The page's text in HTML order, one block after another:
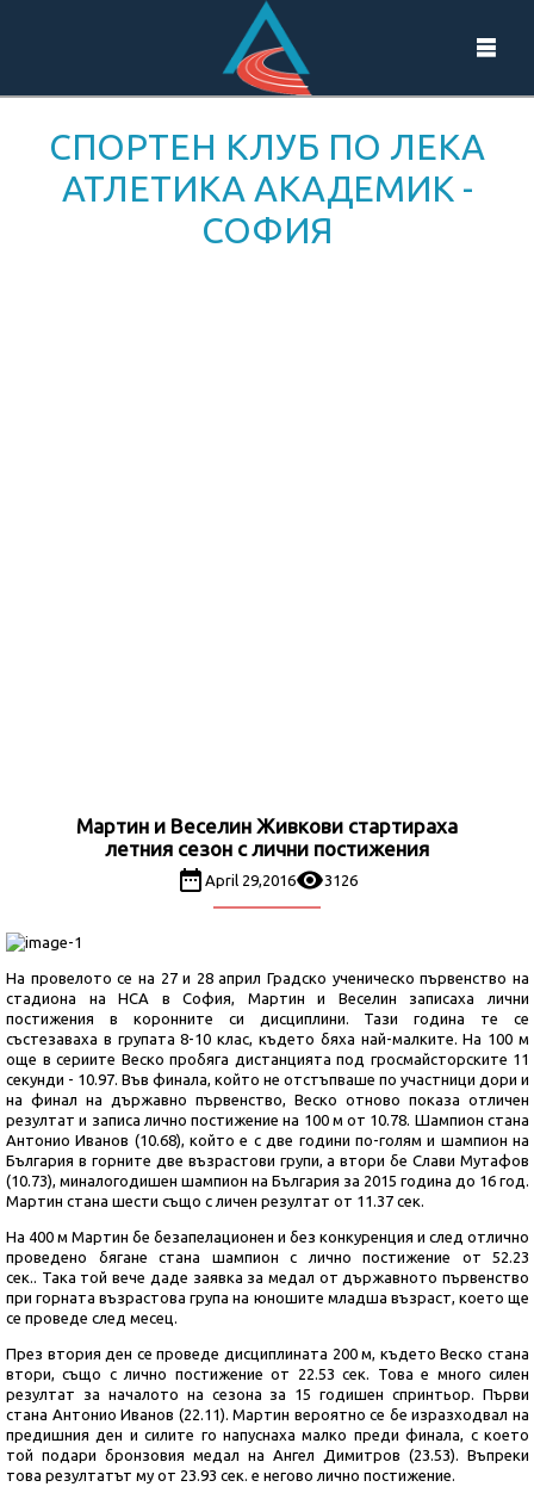
СПОРТЕН КЛУБ ПО ЛЕКА
АТЛЕТИКА АКАДЕМИК -
СОФИЯ
Мартин и Веселин Живкови стартираха
летния сезон с лични постижения
April 29,2016 3126
На провелото се на 27 и 28 април Градско ученическо първенство на
стадиона на НСА в София, Мартин и Веселин записаха лични
постижения в коронните си дисциплини. Тази година те се
състезаваха в групата 8-10 клас, където бяха най-малките. На 100 м
още в сериите Веско пробяга дистанцията под гросмайсторските 11
секунди - 10.97. Във финала, който не отстъпваше по участници дори и
на финал на държавно първенство, Веско отново показа отличен
резултат и записа лично постижение на 100 м от 10.78. Шампион стана
Антонио Иванов (10.68), който е с две години по-голям и шампион на
България в горните две възрастови групи, а втори бе Слави Мутафов
(10.73), миналогодишен шампион на България за 2015 година до 16 год.
Мартин стана шести също с личен резултат от 11.37 сек.
На 400 м Мартин бе безапелационен и без конкуренция и след отлично
проведено бягане стана шампион с лично постижение от 52.23
сек.. Така той вече даде заявка за медал от държавното първенство
при горната възрастова група на юношите младша възраст, което ще
се проведе след месец.
През втория ден се проведе дисциплината 200 м, където Веско стана
втори, също с лично постижение от 22.53 сек. Това е много силен
резултат за началото на сезона за 15 годишен спринтьор. Първи
стана Антонио Иванов (22.11). Мартин вероятно се бе изразходвал на
предишния ден и силите го напуснаха малко преди финала, с което
той подари бронзовия медал на Ангел Димитров (23.53). Въпреки
това резултатът му от 23.93 сек. е негово лично постижение.